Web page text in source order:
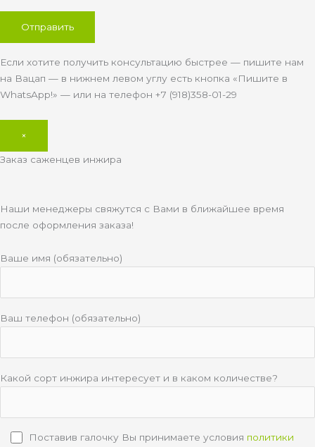
Если хотите получить консультацию быстрее — пишите нам
на Вацап — в нижнем левом углу есть кнопка «Пишите в
WhatsApp!» — или на телефон +7 (918)358-01-29
×
Заказ саженцев инжира
Наши менеджеры свяжутся с Вами в ближайшее время
после оформления заказа!
Ваше имя (обязательно)
Ваш телефон (обязательно)
Какой сорт инжира интересует и в каком количестве?
Поставив галочку Вы принимаете условия политики